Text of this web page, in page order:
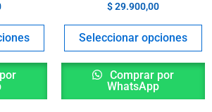
$29.900,00
Seleccionar opciones
Comprar por
WhatsApp